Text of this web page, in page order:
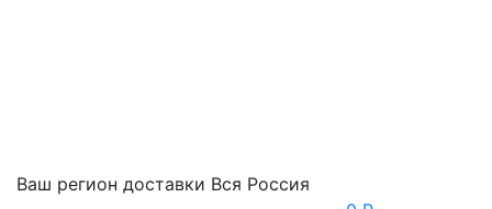
Ваш регион доставки Вся Россия